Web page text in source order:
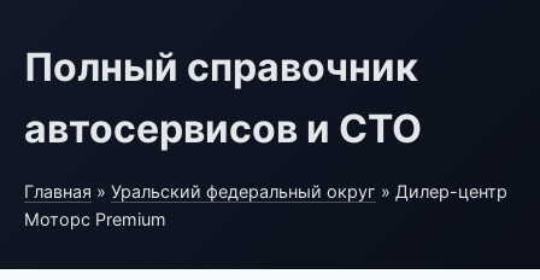
Полный справочник
автосервисов и СТО
Главная » Уральский федеральный округ » Дилер-центр
Моторс Premium